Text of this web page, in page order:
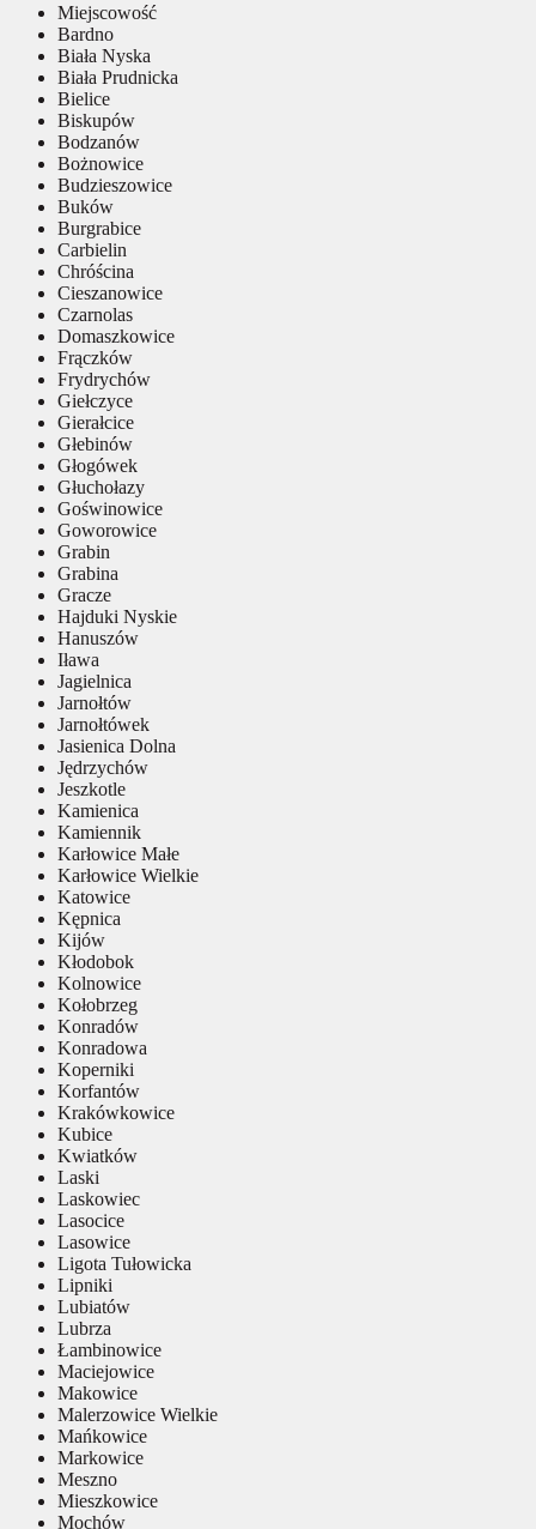
Miejscowość
Bardno
Biała Nyska
Biała Prudnicka
Bielice
Biskupów
Bodzanów
Bożnowice
Budzieszowice
Buków
Burgrabice
Carbielin
Chróścina
Cieszanowice
Czarnolas
Domaszkowice
Frączków
Frydrychów
Giełczyce
Gierałcice
Głebinów
Głogówek
Głuchołazy
Goświnowice
Goworowice
Grabin
Grabina
Gracze
Hajduki Nyskie
Hanuszów
Iława
Jagielnica
Jarnołtów
Jarnołtówek
Jasienica Dolna
Jędrzychów
Jeszkotle
Kamienica
Kamiennik
Karłowice Małe
Karłowice Wielkie
Katowice
Kępnica
Kijów
Kłodobok
Kolnowice
Kołobrzeg
Konradów
Konradowa
Koperniki
Korfantów
Krakówkowice
Kubice
Kwiatków
Laski
Laskowiec
Lasocice
Lasowice
Ligota Tułowicka
Lipniki
Lubiatów
Lubrza
Łambinowice
Maciejowice
Makowice
Malerzowice Wielkie
Mańkowice
Markowice
Meszno
Mieszkowice
Mochów